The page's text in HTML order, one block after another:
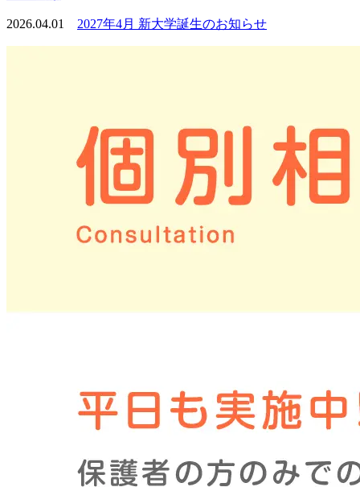
2026.04.01 2027年4月 新大学誕生のお知らせ